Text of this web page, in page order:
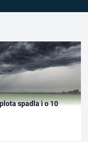
spadla i o 10